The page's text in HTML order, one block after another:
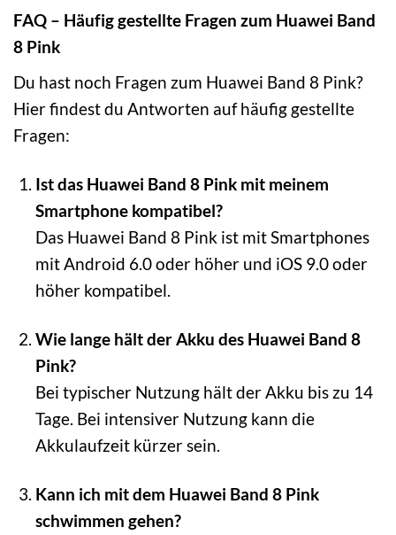
FAQ – Häufig gestellte Fragen zum Huawei Band
8 Pink
Du hast noch Fragen zum Huawei Band 8 Pink?
Hier findest du Antworten auf häufig gestellte
Fragen:
Ist das Huawei Band 8 Pink mit meinem
Smartphone kompatibel?
Das Huawei Band 8 Pink ist mit Smartphones
mit Android 6.0 oder höher und iOS 9.0 oder
höher kompatibel.
Wie lange hält der Akku des Huawei Band 8
Pink?
Bei typischer Nutzung hält der Akku bis zu 14
Tage. Bei intensiver Nutzung kann die
Akkulaufzeit kürzer sein.
Kann ich mit dem Huawei Band 8 Pink
schwimmen gehen?